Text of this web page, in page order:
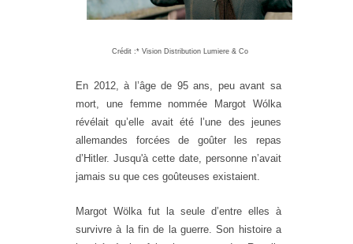
Crédit :* Vision Distribution Lumiere & Co
En 2012, à l’âge de 95 ans, peu avant sa
mort, une femme nommée Margot Wólka
révélait qu’elle avait été l’une des jeunes
allemandes forcées de goûter les repas
d’Hitler. Jusqu'à cette date, personne n’avait
jamais su que ces goûteuses existaient.
Margot Wölka fut la seule d’entre elles à
survivre à la fin de la guerre. Son histoire a